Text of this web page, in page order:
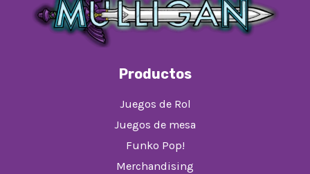
Productos
Juegos de Rol
Juegos de mesa
Funko Pop!
Merchandising